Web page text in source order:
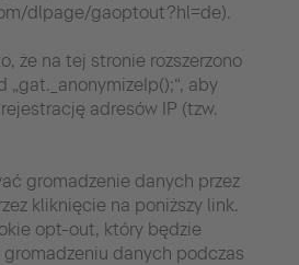
dlpage/gaoptout?hl=de).
że na tej stronie rozszerzono
„gat._anonymizeIp();“, aby
adresów IP (tzw.
gromadzenie danych przez
kliknięcie na poniższy link.
opt-out, który będzie
danych podczas